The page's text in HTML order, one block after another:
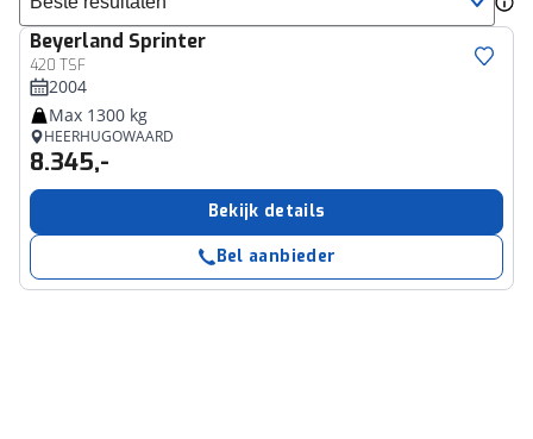
Sorteer resultaten
Beyerland Sprinter
420 TSF
2004
Max 1300 kg
HEERHUGOWAARD
8.345,-
Bekijk details
Bel aanbieder